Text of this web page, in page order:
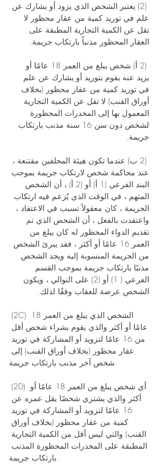
(2) يعتبر الشخص الذي يزود أو يشارك عن
علم في توريد كمية من عقار محظور لا
تقل عن الكمية التجارية المطبقة على
العقار المحظور مذنباً بارتكاب جريمة.
(2 أ) شخص يبلغ من العمر 18 عامًا أو
يزيد عنه يقوم بتوريد أو يشارك عن علم
في توريد كمية من عقار محظور (بخلاف
أوراق القنب) لا تقل عن الكمية التجارية
المعمول بها إلى المخدرات المحظورة
لشخص دون سن 16 سنة مذنب بارتكاب
جريمة.
(2 ب) عندما تكون هيئة المحلفين مقتنعة ،
عند محاكمة شخص لارتكاب جريمة بموجب
البند الفرعي (1 أ) أو (2 أ) ، أن الشخص
المتهم ، في الوقت الذي يُزعم فيه ارتكاب
الجريمة ، كان معقولاً تسبب في الاعتقاد ،
واعتقدت بالفعل ، أن الشخص الذي تم
تقديم الدواء المحظور له كان يبلغ من
العمر 16 عامًا أو أكثر ، فقد يبرئ الشخص
من الجريمة المنسوبة إليه ويجد الشخص
مذنبًا بارتكاب جريمة بموجب القسم
الفرعي ( 1) أو (2) على التوالي ، ويكون
الشخص عرضة للعقاب وفقًا لذلك.
عامًا أو أكثر والذي يقوم بشراء شخص أقل
من 16 عامًا لتزويد أو المشاركة في توريد
عقار محظور (بخلاف أوراق القنب) إلى
شخص آخر مذنب بارتكاب جريمة.
أكثر والذي يشتري شخصًا يقل عمره عن
16 عامًا لتزويد أو المشاركة في توريد
كمية من عقار محظور (بخلاف أوراق
القنب) والتي ليس أقل من الكمية التجارية
المطبقة على المخدرات المحظورة المذنب
بارتكاب جريمة.